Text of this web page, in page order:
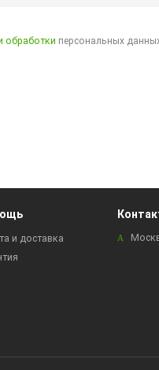
обработки персональных
и доставка